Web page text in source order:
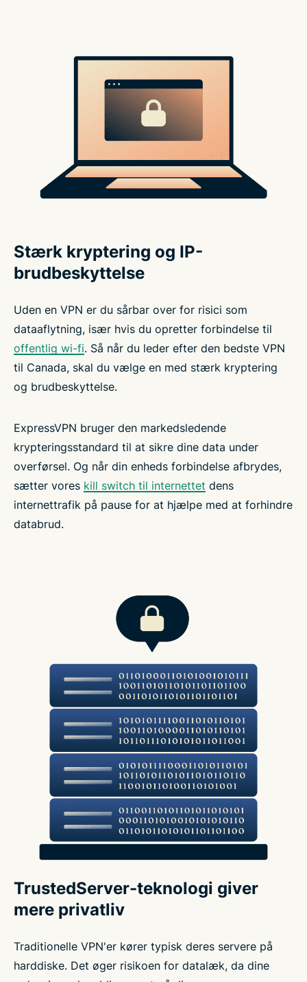
Stærk kryptering og IP-
brudbeskyttelse
Uden en VPN er du sårbar over for risici som
dataaflytning, især hvis du opretter forbindelse til
offentlig wi-fi. Så når du leder efter den bedste VPN
til Canada, skal du vælge en med stærk kryptering
og brudbeskyttelse.
ExpressVPN bruger den markedsledende
krypteringsstandard til at sikre dine data under
overførsel. Og når din enheds forbindelse afbrydes,
sætter vores kill switch til internettet dens
internettrafik på pause for at hjælpe med at forhindre
databrud.
TrustedServer-teknologi giver
mere privatliv
Traditionelle VPN'er kører typisk deres servere på
harddiske. Det øger risikoen for datalæk, da dine